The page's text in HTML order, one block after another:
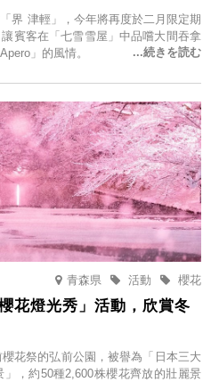
界 津輕」，今年將再度於二月限定期
賓客在「七雪雪屋」中品嚐大間吞拿
」的風情。
青森県 櫻花
活動
花燈光秀」活動，欣賞冬
花祭的弘前公園，被譽為「日本三大
，約50種2,600株櫻花齊放的壯麗景